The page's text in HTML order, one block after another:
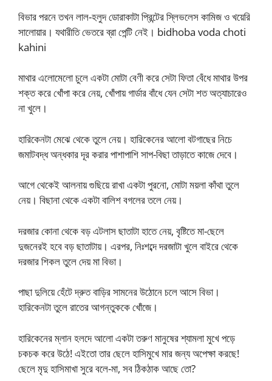
বিভার পরনে তখন লাল-হলুদ ডোরাকাটা প্রিন্টের স্লিভলেস কামিজ ও খয়েরি
সালোয়ার। যথারীতি ভেতরে ব্রা পেন্টি নেই। bidhoba voda choti
kahini
মাথার এলোমেলো চুলে একটা মোটা বেণী করে সেটা ফিতা বেঁধে মাথার উপর
শক্ত করে খোঁপা করে নেয়, খোঁপায় গার্ডার বাঁধে যেন সেটা শত অত্যাচারেও
না খুলে।
হারিকেনটা মেঝে থেকে তুলে নেয়। হারিকেনের আলো বটগাছের নিচে
জমাটবদ্ধ অন্ধকার দূর করার পাশাপাশি সাপ-বিছা তাড়াতে কাজে দেবে।
আগে থেকেই আলনায় গুছিয়ে রাখা একটা পুরনো, মোটা ময়লা কাঁথা তুলে
নেয়। বিছানা থেকে একটা বালিশ বগলের তলে নেয়।
দরজার কোনা থেকে বড় এটলাস ছাতাটা হাতে নেয়, বৃষ্টিতে মা-ছেলে
দুজনেরই হবে বড় ছাতাটায়। এরপর, নিঃশব্দে দরজাটা খুলে বাইরে থেকে
দরজার শিকল তুলে দেয় মা বিভা।
পাছা দুলিয়ে হেঁটে দ্রুত বাড়ির সামনের উঠোনে চলে আসে বিভা।
হারিকেনটা তুলে রাতের আগন্তুককে খোঁজে।
হারিকেনের ম্লান হলদে আলো একটা তরুণ মানুষের শ্যামলা মুখে পড়ে
চকচক করে উঠে! এইতো তার ছেলে হাসিমুখে মার জন্য অপেক্ষা করছে!
ছেলে মৃদু হাসিমাখা সুরে বলে-মা, সব ঠিকঠাক আছে তো?